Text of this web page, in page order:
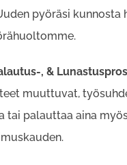
pyöräsi kunnosta
, &
muuttuvat,
tai palauttaa aina